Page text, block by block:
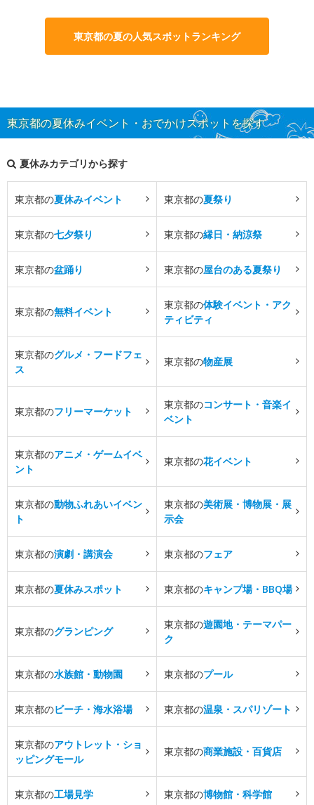
東京都の夏の人気スポットランキング
東京都の夏休みイベント・おでかけスポットを探す
夏休みカテゴリから探す
東京都の夏休みイベント 東京都の夏祭り
東京都の七夕祭り 東京都の縁日・納涼祭
東京都の盆踊り 東京都の屋台のある夏祭り
東京都の無料イベント
東京都の体験イベント・アク
ティビティ
東京都のグルメ・フードフェ
ス
東京都の物産展
東京都のフリーマーケット
東京都のコンサート・音楽イ
ベント
東京都のアニメ・ゲームイベ
ント
東京都の花イベント
東京都の動物ふれあいイベン
ト
東京都の美術展・博物展・展
示会
東京都の演劇・講演会 東京都のフェア
東京都の夏休みスポット 東京都のキャンプ場・BBQ場
東京都のグランピング
東京都の遊園地・テーマパー
ク
東京都の水族館・動物園 東京都のプール
東京都のビーチ・海水浴場 東京都の温泉・スパリゾート
東京都のアウトレット・ショ
ッピングモール
東京都の商業施設・百貨店
東京都の工場見学 東京都の博物館・科学館